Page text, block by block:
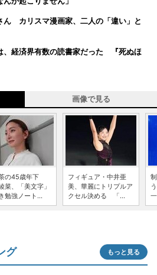
ん カリスマ漫画家、二人の「違い」と
、経済界有数の読書家だった 『死ぬほ
画像で見る
の45歳年下
菜、「美文字」
勉強ノート...
フィギュア・中井亜
美、華麗にトリプルア
クセル決める 「...
グ もっと見る